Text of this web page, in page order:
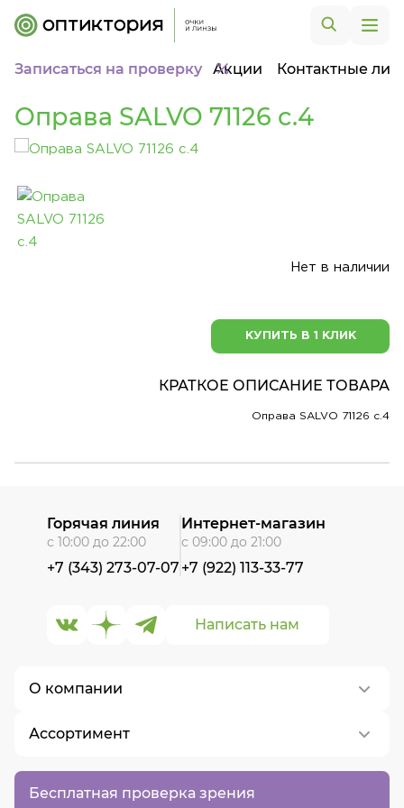
Записаться на проверку Акции Контактные
Оправа SALVO 71126 c.4
Нет в наличии
КУПИТЬ В 1 КЛИК
КРАТКОЕ ОПИСАНИЕ ТОВАРА
Оправа SALVO 71126 c.4
Бесплатная проверка зрения
О компании
О нас
Контакты
Вакансии
Ассортимент
Написать нам
Горячая линия
с 10:00 до 22:00
+7 (343) 273-07-07
Интернет-магазин
с 09:00 до 21:00
+7 (922) 113-33-77